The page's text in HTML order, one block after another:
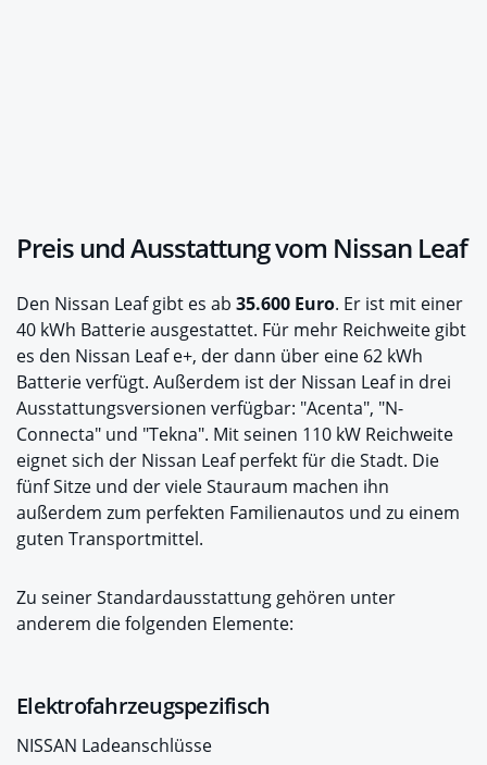
Preis und Ausstattung vom Nissan Leaf
Den Nissan Leaf gibt es ab 35.600 Euro. Er ist mit einer
40 kWh Batterie ausgestattet. Für mehr Reichweite gibt
es den Nissan Leaf e+, der dann über eine 62 kWh
Batterie verfügt. Außerdem ist der Nissan Leaf in drei
Ausstattungsversionen verfügbar: "Acenta", "N-
Connecta" und "Tekna". Mit seinen 110 kW Reichweite
eignet sich der Nissan Leaf perfekt für die Stadt. Die
fünf Sitze und der viele Stauraum machen ihn
außerdem zum perfekten Familienautos und zu einem
guten Transportmittel.
Zu seiner Standardausstattung gehören unter
anderem die folgenden Elemente:
Elektrofahrzeugspezifisch
NISSAN Ladeanschlüsse